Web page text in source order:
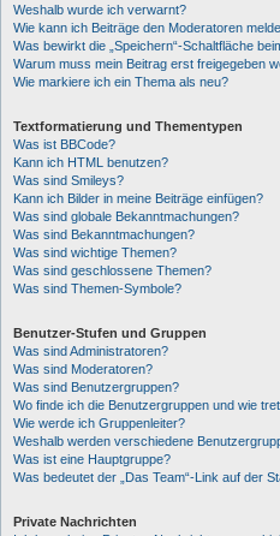
Weshalb wurde ich verwarnt?
Wie kann ich Beiträge den Moderatoren
Was bewirkt die „Speichern“-Schaltfläche
Warum muss mein Beitrag erst freigegeben
Wie markiere ich ein Thema als neu?
Textformatierung und Thementypen
Was ist BBCode?
Kann ich HTML benutzen?
Was sind Smileys?
Kann ich Bilder in meine Beiträge einfügen?
Was sind globale Bekanntmachungen?
Was sind Bekanntmachungen?
Was sind wichtige Themen?
Was sind geschlossene Themen?
Was sind Themen-Symbole?
Benutzer-Stufen und Gruppen
Was sind Administratoren?
Was sind Moderatoren?
Was sind Benutzergruppen?
Wo finde ich die Benutzergruppen und wie
Wie werde ich Gruppenleiter?
Weshalb werden verschiedene
Was ist eine Hauptgruppe?
Was bedeutet der „Das Team“-Link auf der
Private Nachrichten